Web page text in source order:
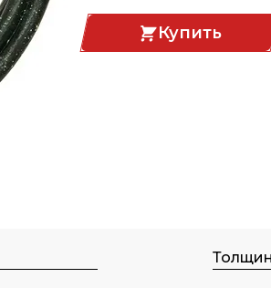
Купить